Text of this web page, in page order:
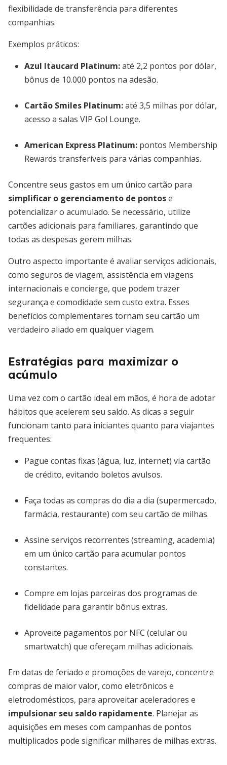
flexibilidade de transferência para diferentes
companhias.
Exemplos práticos:
Azul Itaucard Platinum:até 2,2 pontos por dólar,
bônus de 10.000 pontos na adesão.
Cartão Smiles Platinum:até 3,5 milhas por dólar,
acesso a salas VIP Gol Lounge.
American Express Platinum: pontos Membership
Rewards transferíveis para várias companhias.
Concentre seus gastos em um único cartão para
simplificar o gerenciamento de pontose
potencializar o acumulado. Se necessário, utilize
cartões adicionais para familiares, garantindo que
todas as despesas gerem milhas.
Outro aspecto importante é avaliar serviços adicionais,
como seguros de viagem, assistência em viagens
internacionais e concierge, que podem trazer
segurança e comodidade sem custo extra. Esses
benefícios complementares tornam seu cartão um
verdadeiro aliado em qualquer viagem.
Estratégias para maximizar o
acúmulo
Uma vez com o cartão ideal em mãos, é hora de adotar
hábitos que acelerem seu saldo. As dicas a seguir
funcionam tanto para iniciantes quanto para viajantes
frequentes:
Pague contas fixas (água, luz, internet) via cartão
de crédito, evitando boletos avulsos.
Faça todas as compras do dia a dia (supermercado,
farmácia, restaurante) com seu cartão de milhas.
Assine serviços recorrentes (streaming, academia)
em um único cartão para acumular pontos
constantes.
Compre em lojas parceiras dos programas de
fidelidade para garantir bônus extras.
Aproveite pagamentos por NFC (celular ou
smartwatch) que ofereçam milhas adicionais.
Em datas de feriado e promoções de varejo, concentre
compras de maior valor, como eletrônicos e
eletrodomésticos, para aproveitar aceleradores e
impulsionar seu saldo rapidamente. Planejar as
aquisições em meses com campanhas de pontos
multiplicados pode significar milhares de milhas extras.